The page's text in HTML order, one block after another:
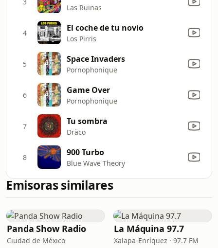
Las Ruinas
4 El coche de tu novio
Los Pirris
5 Space Invaders
Pornophonique
6 Game Over
Pornophonique
7 Tu sombra
Dräco
8 900 Turbo
Blue Wave Theory
Emisoras similares
Panda Show Radio
Ciudad de México
La Máquina 97.7
Xalapa-Enríquez · 97.7 FM